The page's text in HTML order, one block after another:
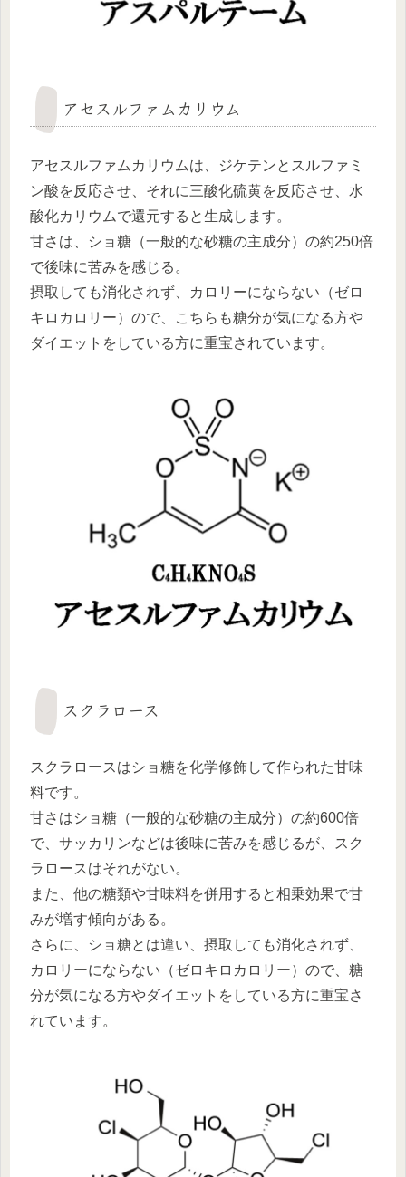
アセスルファムカリウム
アセスルファムカリウムは、ジケテンとスルファミ
ン酸を反応させ、それに三酸化硫黄を反応させ、水
酸化カリウムで還元すると生成します。
甘さは、ショ糖（一般的な砂糖の主成分）の約250倍
で後味に苦みを感じる。
摂取しても消化されず、カロリーにならない（ゼロ
キロカロリー）ので、こちらも糖分が気になる方や
ダイエットをしている方に重宝されています。
スクラロース
スクラロースはショ糖を化学修飾して作られた甘味
料です。
甘さはショ糖（一般的な砂糖の主成分）の約600倍
で、サッカリンなどは後味に苦みを感じるが、スク
ラロースはそれがない。
また、他の糖類や甘味料を併用すると相乗効果で甘
みが増す傾向がある。
さらに、ショ糖とは違い、摂取しても消化されず、
カロリーにならない（ゼロキロカロリー）ので、糖
分が気になる方やダイエットをしている方に重宝さ
れています。